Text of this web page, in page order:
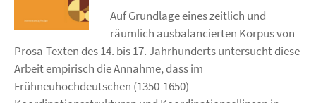
Auf Grundlage eines zeitlich und
räumlich ausbalancierten Korpus von
Prosa-Texten des 14. bis 17. Jahrhunderts untersucht diese
Arbeit empirisch die Annahme, dass im
Frühneuhochdeutschen (1350-1650)